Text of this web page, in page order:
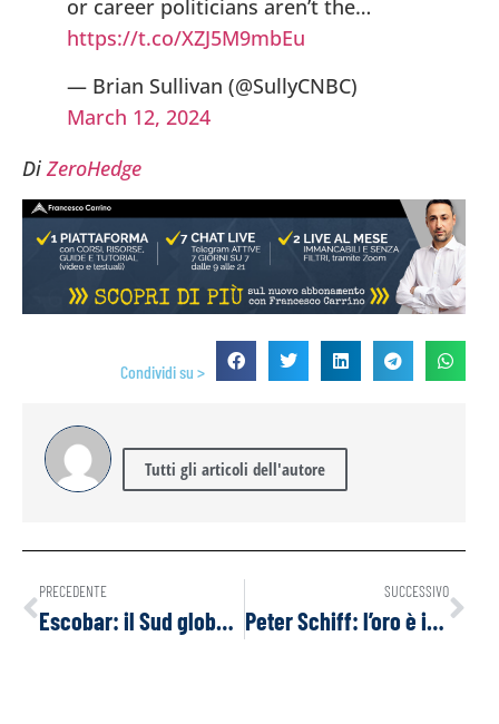
or career politicians aren’t the…
https://t.co/XZJ5M9mbEu
— Brian Sullivan (@SullyCNBC)
March 12, 2024
DiZeroHedge
Condividi su >
Tutti gli articoli dell'autore
PRECEDENTE
Escobar: il Sud globale converge verso la Mosca multipolare
SUCCESSIVO
Peter Schiff: l’oro è il canarino nella miniera di carbone dell’economia